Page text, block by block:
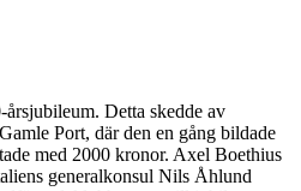
Detta skedde av
Port, där den en gång bildade
med 2000 kronor. Axel Boethius
generalkonsul Nils Åhlund